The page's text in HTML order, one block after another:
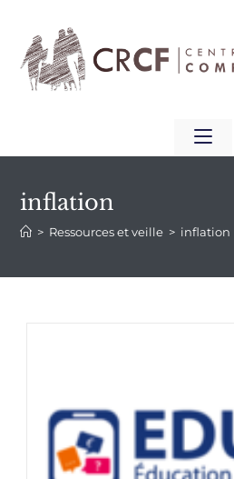
inflation
> Ressources et veille > inflation